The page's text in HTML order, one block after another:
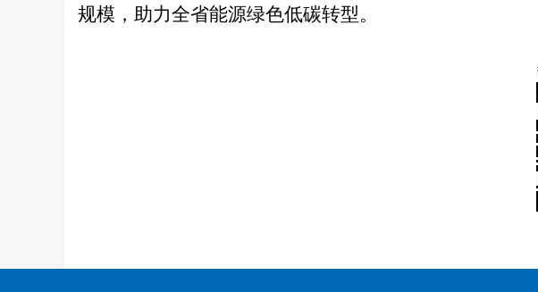
规模，助力全省能源绿色低碳转型。